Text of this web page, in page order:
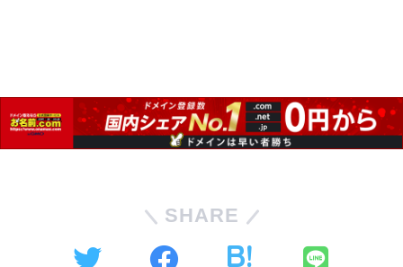
SHARE